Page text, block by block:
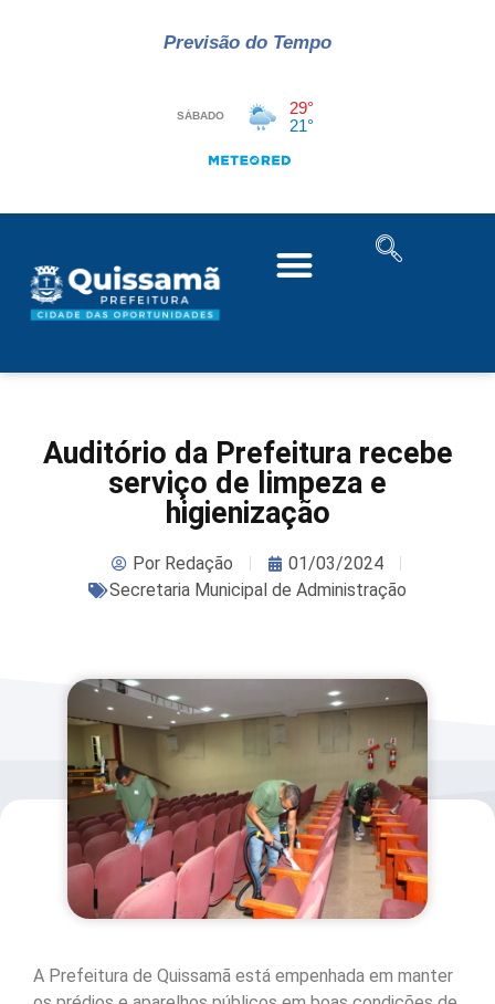
Previsão do Tempo
Auditório da Prefeitura recebe
serviço de limpeza e
higienização
PorRedação
01/03/2024
Secretaria Municipal de Administração
A Prefeitura de Quissamã está empenhada em manter